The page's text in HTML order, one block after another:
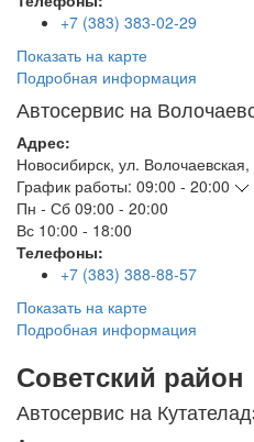
+7 (383) 383-02-29
Показать на карте
Подробная информация
Автосервис на
Адрес:
Новосибирск, ул. Волочаевская,
График работы: 09:00 - 20:00
Пн - Сб 09:00 - 20:00
Вс 10:00 - 18:00
Телефоны:
+7 (383) 388-88-57
Показать на карте
Подробная информация
Советский район
Автосервис на